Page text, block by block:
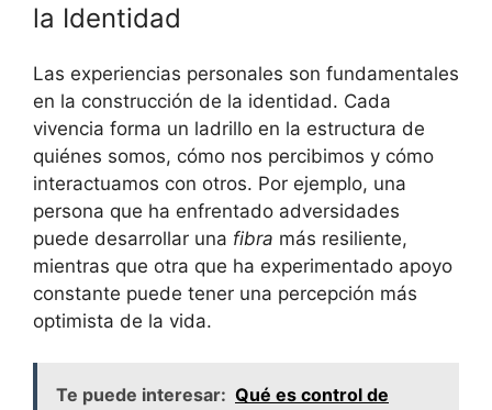
la Identidad
Las experiencias personales son fundamentales
en la construcción de la identidad. Cada
vivencia forma un ladrillo en la estructura de
quiénes somos, cómo nos percibimos y cómo
interactuamos con otros. Por ejemplo, una
persona que ha enfrentado adversidades
puede desarrollar una fibra más resiliente,
mientras que otra que ha experimentado apoyo
constante puede tener una percepción más
optimista de la vida.
Te puede interesar: Qué es control de